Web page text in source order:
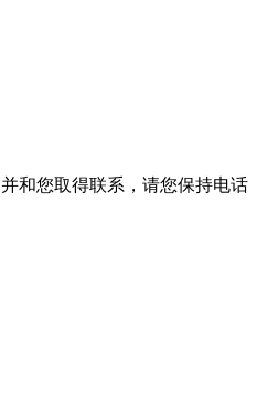
和您取得联系，请您保持电话